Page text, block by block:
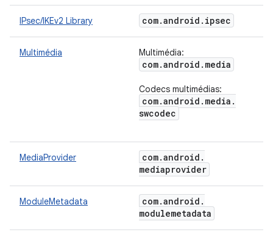
IPsec/IKEv2 Library com.android . ipsec
Multimédia Multimédia:
com.android . media
Codecs multimédias:
com.android . media .
swcodec
MediaProvider com.android .
mediaprovider
ModuleMetadata com.android .
modulemetadata